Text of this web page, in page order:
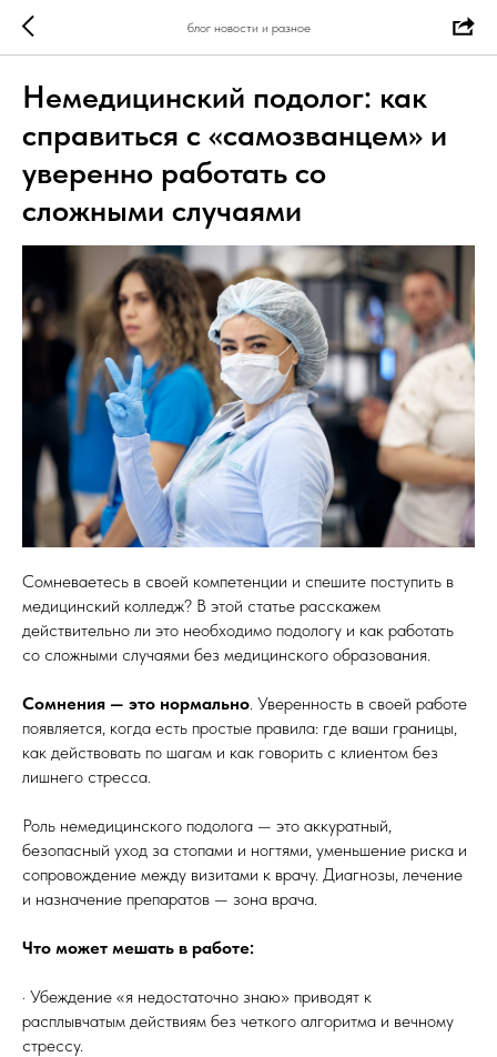
блог новости и разное
Немедицинский подолог: как
справиться с «самозванцем» и
уверенно работать со
сложными случаями
Сомневаетесь в своей компетенции и спешите поступить в
медицинский колледж? В этой статье расскажем
действительно ли это необходимо подологу и как работать
со сложными случаями без медицинского образования.
Сомнения — это нормально . Уверенность в своей работе
появляется, когда есть простые правила: где ваши границы,
как действовать по шагам и как говорить с клиентом без
лишнего стресса.
Роль немедицинского подолога — это аккуратный,
безопасный уход за стопами и ногтями, уменьшение риска и
сопровождение между визитами к врачу. Диагнозы, лечение
и назначение препаратов — зона врача.
Что может мешать в работе:
· Убеждение «я недостаточно знаю» приводят к
расплывчатым действиям без четкого алгоритма и вечному
стрессу.